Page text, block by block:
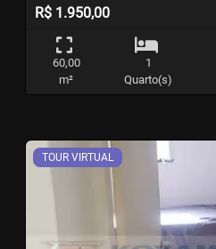
R$ 1.950,00
60,00
m²
1
Quarto(s)
TOUR VIRTUAL